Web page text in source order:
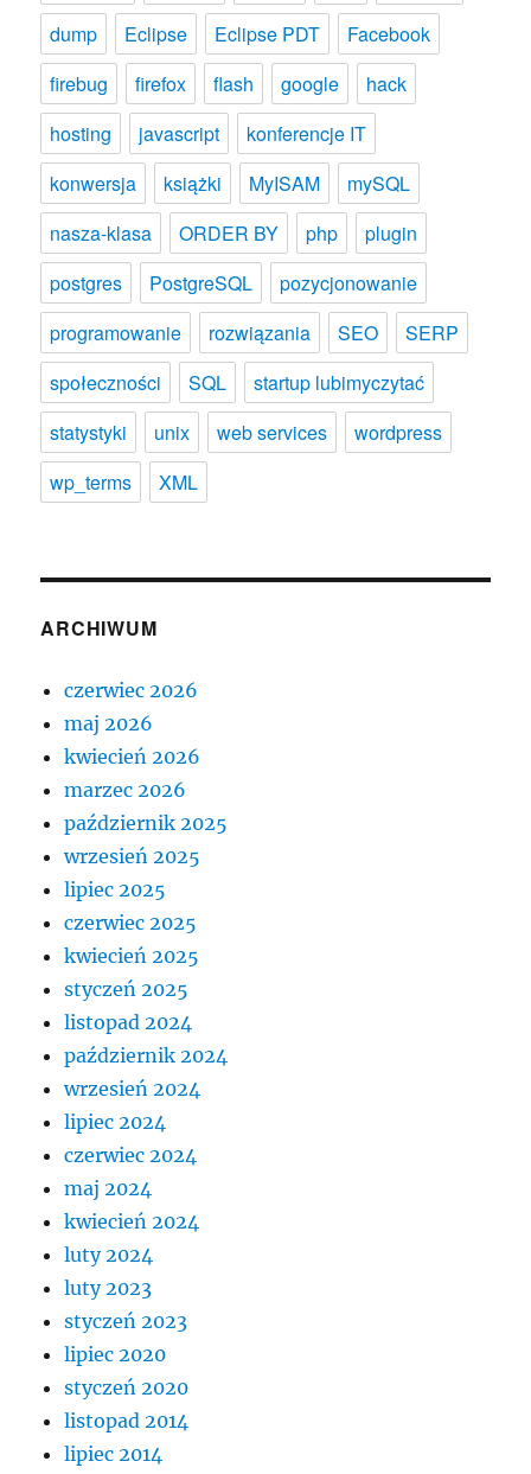
dump
Eclipse Eclipse PDT
Facebook
firebug
firefox flash google
hack
hosting
javascript
konferencje IT
konwersja
książki MyISAM
mySQL
nasza-klasa
ORDER BY php
plugin
postgres
PostgreSQL
pozycjonowanie
programowanie
rozwiązania SEO
SERP
społeczności
SQL
startup lubimyczytać
statystyki
unix web services
wordpress
wp_terms
XML
ARCHIWUM
czerwiec 2026
maj 2026
kwiecień 2026
marzec 2026
październik 2025
wrzesień 2025
lipiec 2025
czerwiec 2025
kwiecień 2025
styczeń 2025
listopad 2024
październik 2024
wrzesień 2024
lipiec 2024
czerwiec 2024
maj 2024
kwiecień 2024
luty 2024
luty 2023
styczeń 2023
lipiec 2020
styczeń 2020
listopad 2014
lipiec 2014